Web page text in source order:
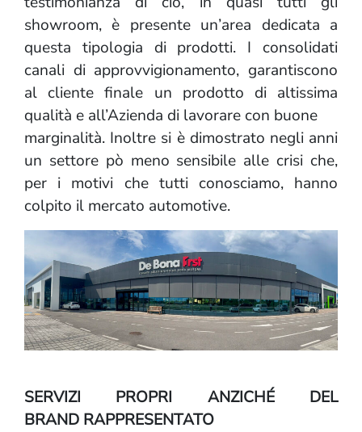
showroom, è presente un’area dedicata a
questa tipologia di prodotti. I consolidati
canali di approvvigionamento, garantiscono
al cliente finale un prodotto di altissima
qualità e all’Azienda di lavorare con buone
marginalità. Inoltre si è dimostrato negli anni
un settore pò meno sensibile alle crisi che,
per i motivi che tutti conosciamo, hanno
colpito il mercato automotive.
SERVIZI PROPRI ANZICHÉ DEL
BRAND RAPPRESENTATO